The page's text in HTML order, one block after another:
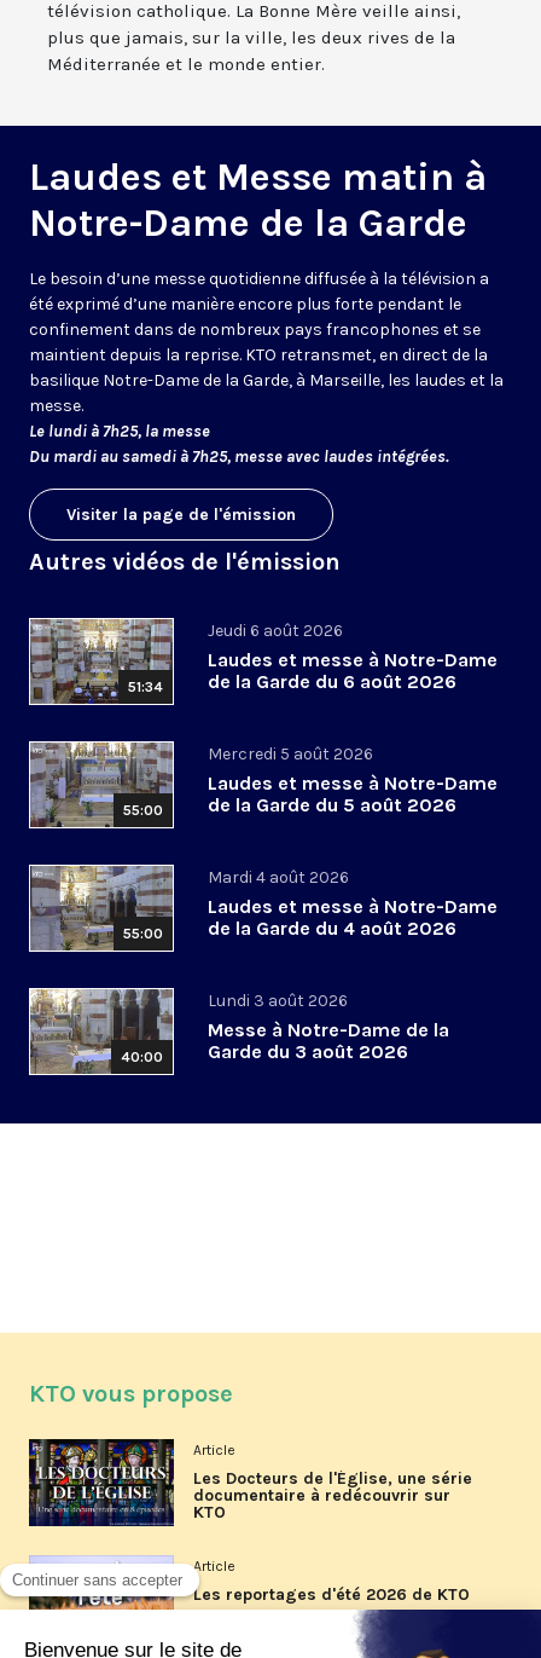
télévision catholique. La Bonne Mère veille ainsi,
plus que jamais, sur la ville, les deux rives de la
Méditerranée et le monde entier.
Laudes et Messe matin à
Notre-Dame de la Garde
Le besoin d’une messe quotidienne diffusée à la télévision a
été exprimé d’une manière encore plus forte pendant le
confinement dans de nombreux pays francophones et se
maintient depuis la reprise. KTO retransmet, en direct de la
basilique Notre-Dame de la Garde, à Marseille, les laudes et la
messe.
Le lundi à 7h25, la messe
Du mardi au samedi à 7h25, messe avec laudes intégrées.
Visiter la page de l'émission
Autres vidéos de l'émission
51:34
Jeudi 6 août 2026
Laudes et messe à Notre-Dame
de la Garde du 6 août 2026
55:00
Mercredi 5 août 2026
Laudes et messe à Notre-Dame
de la Garde du 5 août 2026
55:00
Mardi 4 août 2026
Laudes et messe à Notre-Dame
de la Garde du 4 août 2026
40:00
Lundi 3 août 2026
Messe à Notre-Dame de la
Garde du 3 août 2026
KTO vous propose
Article
Les Docteurs de l'Église, une série
documentaire à redécouvrir sur
KTO
Article
Les reportages d'été 2026 de KTO